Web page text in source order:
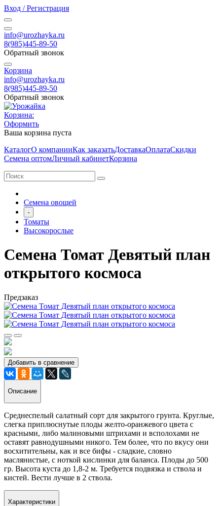
Вход / Регистрация
info@urozhayka.ru
8(985)445-89-50
Обратный звонок
Корзина
info@urozhayka.ru
8(985)445-89-50
Обратный звонок
Корзина:
Оформить
Ваша корзина пуста
КаталогО компанииКак заказатьДоставкаОплатаСкидки
Семена оптомЛичный кабинетКорзина
Семена овощей
-
Томаты
Высокорослые
Семена Томат Девятый план
открытого космоса
Предзаказ
Добавить в сравнение
Описание
Среднеспелый салатный сорт для закрытого грунта. Круглые,
слегка приплюснутые плоды желто-оранжевого цвета с
красными, либо малиновыми штрихами и всполохами не
оставят равнодушными никого. Тем более, что по вкусу они
восхитительны, как и все бифы - сладкие, словно
маслянистые, с ноткой кислинки для баланса. Плоды до 500
гр. Высота куста до 1,8-2 м. Требуется подвязка и ствола и
кистей. Вести лучше в 2 ствола.
Характеристики